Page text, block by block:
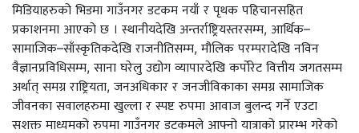
मिडियाहरुको भिडमा गाउँनगर डटकम नयाँ र पृथक पहिचानसहित
प्रकाशनमा आएको छ । स्थानीयदेखि अन्तर्राष्ट्रियस्तरसम्म, आर्थिक–
सामाजिक–साँस्कृतिकदेखि राजनीतिसम्म, मौलिक परम्परादेखि नविन
वैज्ञानप्रविधिसम्म, साना घरेलु उद्योग व्यापारदेखि कर्पोरेट वित्तीय जगतसम्म
अर्थात् समग्र राष्ट्रियता, जनअधिकार र जनजीविकाका समग्र सामाजिक
जीवनका सवालहरुमा खुल्ला र स्पष्ट रुपमा आवाज बुलन्द गर्ने एउटा
सशक्त माध्यमको रुपमा गाउँनगर डटकमले आफ्नो यात्राको प्रारम्भ गरेको